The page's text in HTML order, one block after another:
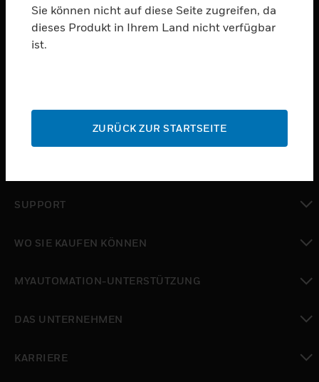
ABONNIEREN
PRODUKTE
SUPPORT
WO SIE KAUFEN KÖNNEN
MYAUTOMATION-UNTERSTÜTZUNG
DAS UNTERNEHMEN
KARRIERE
Sie können nicht auf diese Seite zugreifen, da
dieses Produkt in Ihrem Land nicht verfügbar
ist.
ZURÜCK ZUR STARTSEITE